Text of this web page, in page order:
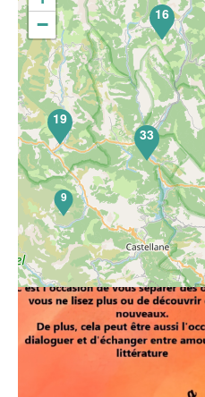
Réservée aux particuliers,
l'occasion de présenter des
échanger ; mais l'échange
9
19
33
16
−